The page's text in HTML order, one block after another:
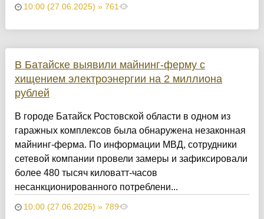
10:00 (27.06.2025) » 761
В Батайске выявили майнинг-ферму с
хищением электроэнергии на 2 миллиона
рублей
В городе Батайск Ростовской области в одном из
гаражных комплексов была обнаружена незаконная
майнинг-ферма. По информации МВД, сотрудники
сетевой компании провели замеры и зафиксировали
более 480 тысяч киловатт-часов
несанкционированного потреблени...
10:00 (27.06.2025) » 789